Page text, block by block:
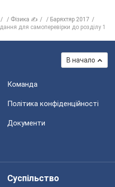
Фізика ✍
Баряхтяр 2017
для самоперевірки до розділу 1
В начало
Команда
Політика конфіденційності
Документи
Суспільство